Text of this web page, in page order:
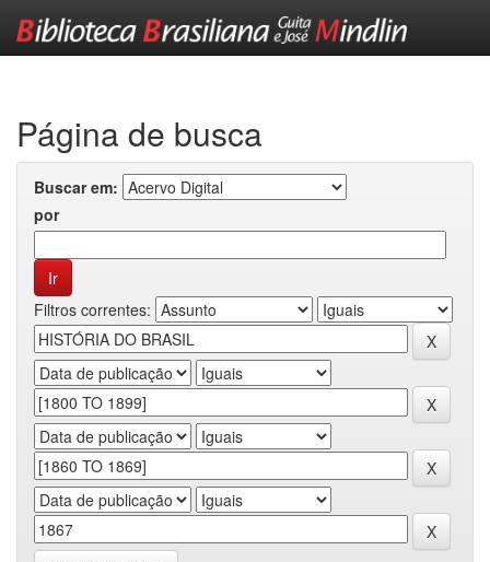
Página de busca
Buscar em:
por
Filtros correntes: